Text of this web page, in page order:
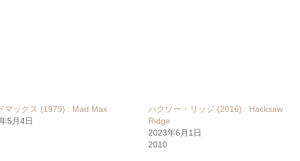
マックス (1979) : Mad Max
5月4日
ハクソー・リッジ (2016) : Hacksaw
Ridge
2023年6月1日
2010